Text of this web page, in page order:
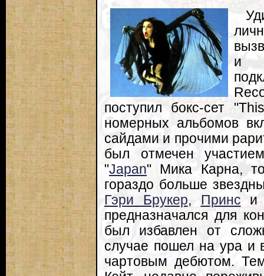
и
поступил бокс-сет
номерных альбомов
сайдами и прочими
был отмечен
"Japan" Мика Карна,
гораздо больше
Гэри Брукер, Принс
предназначался для
был избавлен от
случае пошел на ура
чартовым дебютом.